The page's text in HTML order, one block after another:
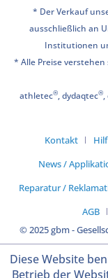
* Der Verkauf
ausschließlich an
Institutionen
* Alle Preise
athletec®, dydaqtec®,
Kontakt
News /
Reparatur /
AGB
© 2025 gbm -
Diese Website
Betrieb der